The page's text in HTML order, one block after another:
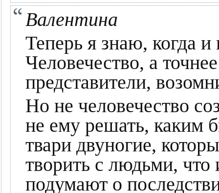
Валентина
Теперь я знаю, когда и
Человечество, а
представители,
Но не человечество
не ему решать, каким
твари двуногие,
творить с людьми, что
подумают о